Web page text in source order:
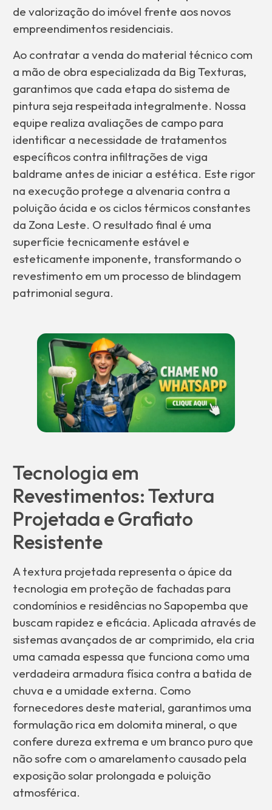
de valorização do imóvel frente aos novos
empreendimentos residenciais.
Ao contratar a venda do material técnico com
a mão de obra especializada da Big Texturas,
garantimos que cada etapa do sistema de
pintura seja respeitada integralmente. Nossa
equipe realiza avaliações de campo para
identificar a necessidade de tratamentos
específicos contra infiltrações de viga
baldrame antes de iniciar a estética. Este rigor
na execução protege a alvenaria contra a
poluição ácida e os ciclos térmicos constantes
da Zona Leste. O resultado final é uma
superfície tecnicamente estável e
esteticamente imponente, transformando o
revestimento em um processo de blindagem
patrimonial segura.
Tecnologia em
Revestimentos: Textura
Projetada e Grafiato
Resistente
A textura projetada representa o ápice da
tecnologia em proteção de fachadas para
condomínios e residências no Sapopemba que
buscam rapidez e eficácia. Aplicada através de
sistemas avançados de ar comprimido, ela cria
uma camada espessa que funciona como uma
verdadeira armadura física contra a batida de
chuva e a umidade externa. Como
fornecedores deste material, garantimos uma
formulação rica em dolomita mineral, o que
confere dureza extrema e um branco puro que
não sofre com o amarelamento causado pela
exposição solar prolongada e poluição
atmosférica.